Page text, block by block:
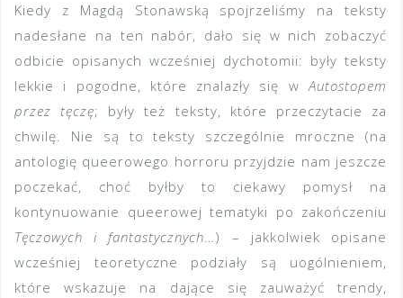
Kiedy z Magdą Stonawską spojrzeliśmy na teksty
nadesłane na ten nabór, dało się w nich zobaczyć
odbicie opisanych wcześniej dychotomii: były teksty
lekkie i pogodne, które znalazły się wAutostopem
przez tęczę; były też teksty, które przeczytacie za
chwilę. Nie są to teksty szczególnie mroczne (na
antologię queerowego horroru przyjdzie nam jeszcze
poczekać, choć byłby to ciekawy pomysł na
kontynuowanie queerowej tematyki po zakończeniu
Tęczowych i fantastycznych…) – jakkolwiek opisane
wcześniej teoretyczne podziały są uogólnieniem,
które wskazuje na dające się zauważyć trendy,